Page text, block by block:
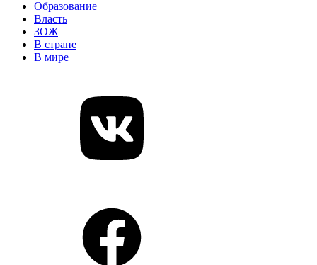
Образование
Власть
ЗОЖ
В стране
В мире